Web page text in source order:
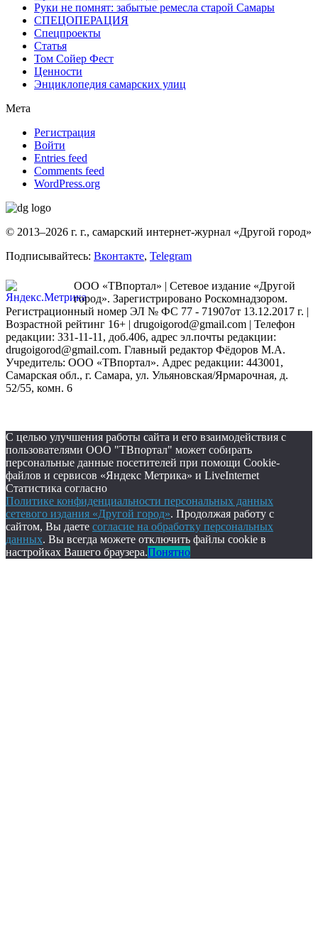
Руки не помнят: забытые ремесла старой Самары
СПЕЦОПЕРАЦИЯ
Спецпроекты
Статья
Том Сойер Фест
Ценности
Энциклопедия самарских улиц
Мета
Регистрация
Войти
Entries feed
Comments feed
WordPress.org
© 2013–2026 г. г., самарский интернет-журнал «Другой город»
Подписывайтесь: Вконтакте, Telegram
ООО «ТВпортал» | Сетевое издание «Другой
город». Зарегистрировано Роскомнадзором.
Регистрационный номер ЭЛ № ФС 77 - 71907от 13.12.2017 г. |
Возрастной рейтинг 16+ | drugoigorod@gmail.com | Телефон
редакции: 331-11-11, доб.406, адрес эл.почты редакции:
drugoigorod@gmail.com. Главный редактор Фёдоров М.А.
Учредитель: ООО «ТВпортал». Адрес редакции: 443001,
Самарская обл., г. Самара, ул. Ульяновская/Ярмарочная, д.
52/55, комн. 6
С целью улучшения работы сайта и его взаимодействия с
пользователями ООО "ТВпортал" может собирать
персональные данные посетителей при помощи Cookie-
файлов и сервисов «Яндекс Метрика» и LiveInternet
Статистика согласно
Политике конфиденциальности персональных данных
сетевого издания «Другой город». Продолжая работу с
сайтом, Вы даете согласие на обработку персональных
данных. Вы всегда можете отключить файлы cookie в
настройках Вашего браузера.Понятно